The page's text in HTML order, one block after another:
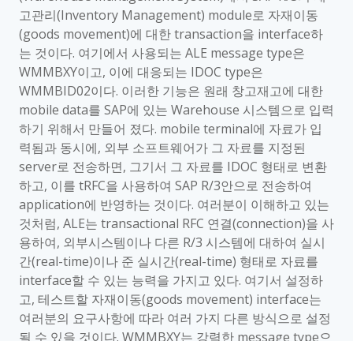
고관리(Inventory Management) module로 자재이동
(goods movement)에 대한 transaction을 interface하
는 것이다. 여기에서 사용되는 ALE message type은
WMMBXY이고, 이에 대응되는 IDOC type은
WMMBID02이다. 이러한 기능은 원래 창고재고에 대한
mobile data를 SAP에 있는 Warehouse 시스템으로 입력
하기 위해서 만들어 졌다. mobile terminal에 자료가 입
력됨과 동시에, 외부 소프트웨어가 그 자료를 지정된
server로 전송하면, 그기서 그 자료를 IDOC 형태로 변환
하고, 이를 tRFC을 사용하여 SAP R/3안으로 전송하여
application에 반영하는 것이다. 여러분이 이해하고 있는
것처럼, ALE는 transactional RFC 연결(connection)을 사
용하여, 외부시스템이나 다른 R/3 시스템에 대하여 실시
간(real-time)이나 준 실시간(real-time) 형태로 자료를
interface할 수 있는 능력을 가지고 있다. 여기서 설정하
고, 테스트할 자재이동(goods movement) interface는
여러분의 요구사항에 따라 여러 가지 다른 방식으로 설정
될 수 있을 것이다. WMMBXY는 강력한 message type으